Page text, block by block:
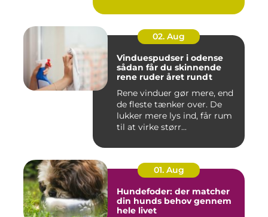
02. Aug
Vinduespudser i odense
sådan får du skinnende
rene ruder året rundt
Rene vinduer gør mere, end
de fleste tænker over. De
lukker mere lys ind, får rum
til at virke størr...
01. Aug
Hundefoder: der matcher
din hunds behov gennem
hele livet